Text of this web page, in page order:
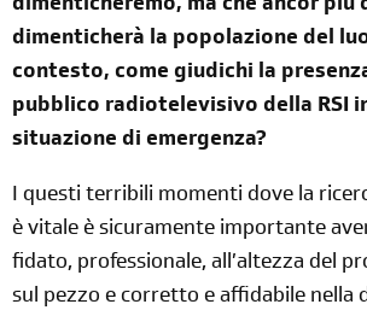
dimenticheremo, ma che ancor più
dimenticherà la popolazione del
contesto, come giudichi la
pubblico radiotelevisivo della RSI
situazione di emergenza?
I questi terribili momenti dove la
è vitale è sicuramente importante
fidato, professionale, all’altezza del
sul pezzo e corretto e affidabile nella